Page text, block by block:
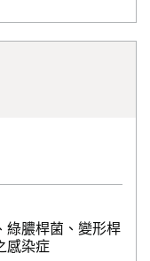
綠膿桿菌、變形桿
感染症